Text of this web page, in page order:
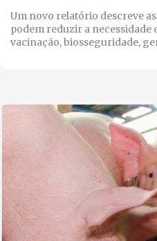
Um novo relatório descreve
podem reduzir a
vacinação, biosseguridade,